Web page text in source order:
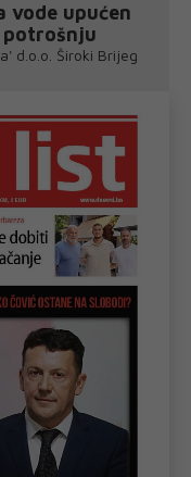
vode upućen
d.o.o. Široki Brijeg